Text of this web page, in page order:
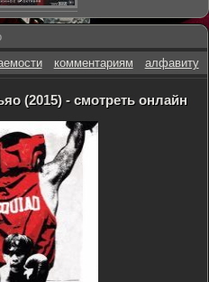
комментариям алфавиту
(2015) - смотреть онлайн